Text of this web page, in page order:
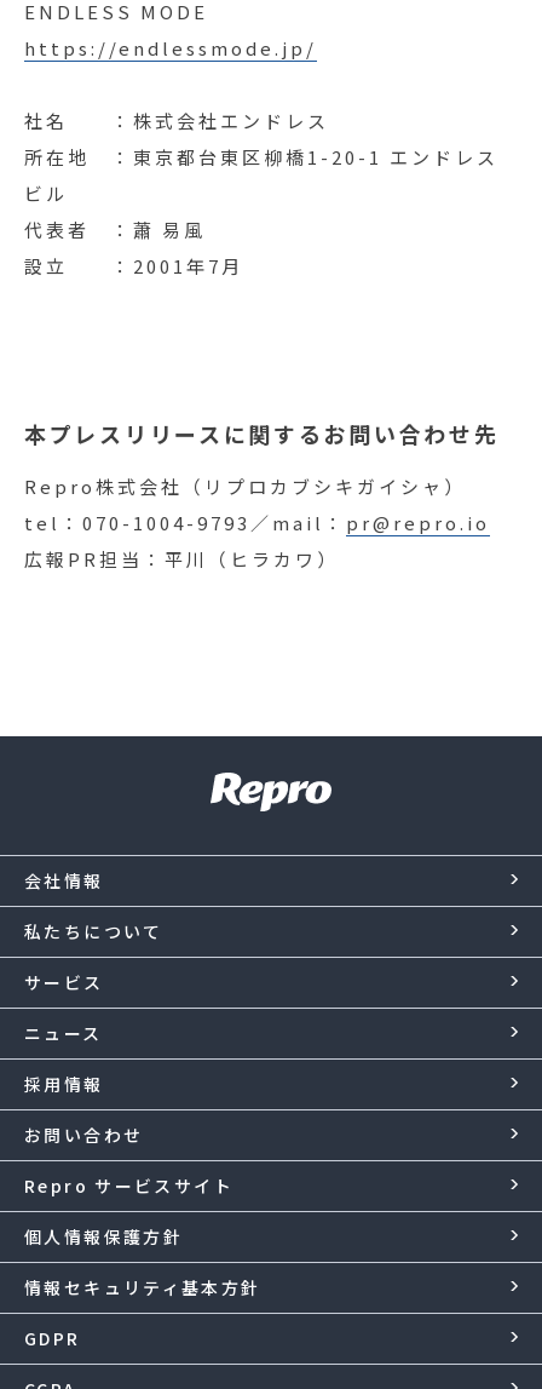
ENDLESS MODE
https://endlessmode.jp/
社名 ：株式会社エンドレス
所在地 ：東京都台東区柳橋1-20-1 エンドレス
ビル
代表者 ：蕭 易風
設立 ：2001年7月
本プレスリリースに関するお問い合わせ先
Repro株式会社（リプロカブシキガイシャ）
tel：070-1004-9793／mail： pr@repro.io
広報PR担当：平川（ヒラカワ）
会社情報
私たちについて
サービス
ニュース
採用情報
お問い合わせ
Repro サービスサイト
個人情報保護方針
情報セキュリティ基本方針
GDPR